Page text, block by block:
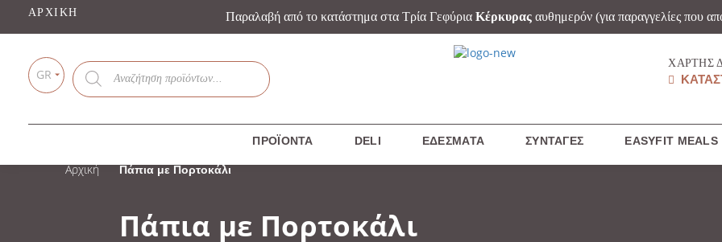
ΑΡΧΙΚΉ Παραλαβή από το κατάστημα στα Τρία Γεφύρια Κέρκυραςαυθημερόν (για παραγγελίες που
GR
Products
search
ΧΆΡΤΗΣ
ΠΡΟΪΌΝΤΑ DELI ΕΔΈΣΜΑΤΑ ΣΥΝΤΑΓΈΣ EASYFIT MEALS
Αρχική Πάπια με Πορτοκάλι
Πάπια με Πορτοκάλι